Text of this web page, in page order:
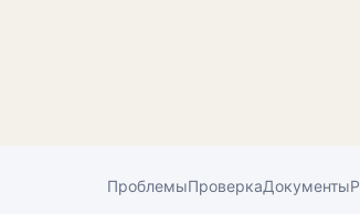
ПроблемыПроверкаДокументы